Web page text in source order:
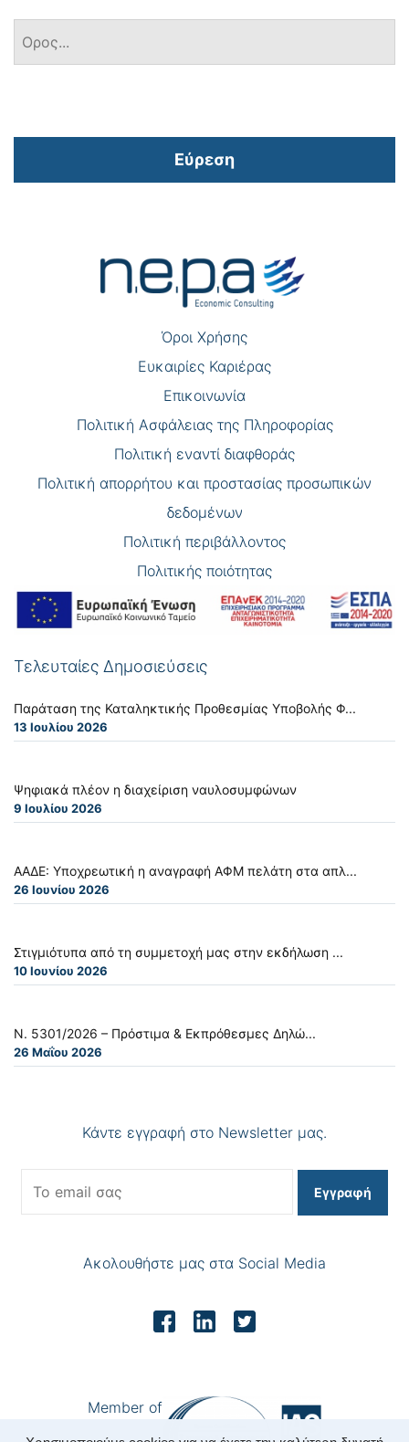
Εύρεση
Όροι Χρήσης
Eυκαιρίες Καριέρας
Επικοινωνία
Πολιτική Ασφάλειας της Πληροφορίας
Πολιτική εναντί διαφθοράς
Πολιτική απορρήτου και προστασίας προσωπικών
δεδομένων
Πολιτική περιβάλλοντος
Πολιτικής ποιότητας
Τελευταίες Δημοσιεύσεις
Παράταση της Καταληκτικής Προθεσμίας Υποβολής Φ...
13 Ιουλίου 2026
Ψηφιακά πλέον η διαχείριση ναυλοσυμφώνων
9 Ιουλίου 2026
ΑΑΔΕ: Υποχρεωτική η αναγραφή ΑΦΜ πελάτη στα απλ...
26 Ιουνίου 2026
Στιγμιότυπα από τη συμμετοχή μας στην εκδήλωση ...
10 Ιουνίου 2026
Ν. 5301/2026 – Πρόστιμα & Εκπρόθεσμες Δηλώ...
26 Μαΐου 2026
Κάντε εγγραφή στο Newsletter μας.
Εγγραφή
Ακολουθήστε μας στα Social Media
Member of